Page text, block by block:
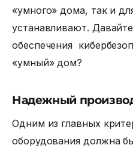
«умного» дома, так и
устанавливают.
обеспечения
«умный» дом?
Надежный
Одним из главных
оборудования должна